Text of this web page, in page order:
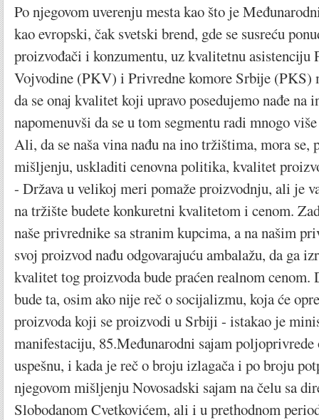
Po njegovom uverenju mesta kao što je
kao evropski, čak svetski brend, gde se susreću
proizvođači i konzumentu, uz kvalitetnu asistenciju
Vojvodine (PKV) i Privredne komore Srbije (PKS)
da se onaj kvalitet koji upravo posedujemo nađe na
napomenuvši da se u tom segmentu radi mnogo
Ali, da se naša vina nađu na ino tržištima, mora se,
mišljenju, uskladiti cenovna politika, kvalitet
- Država u velikoj meri pomaže proizvodnju, ali je
na tržište budete konkuretni kvalitetom i cenom.
naše privrednike sa stranim kupcima, a na našim
svoj proizvod nađu odgovarajuću ambalažu, da ga
kvalitet tog proizvoda bude praćen realnom cenom.
bude ta, osim ako nije reč o socijalizmu, koja će
proizvoda koji se proizvodi u Srbiji - istakao je
manifestaciju, 85.Međunarodni sajam poljoprivrede
uspešnu, i kada je reč o broju izlagača i po broju
njegovom mišljenju Novosadski sajam na čelu sa
Slobodanom Cvetkovićem, ali i u prethodnom